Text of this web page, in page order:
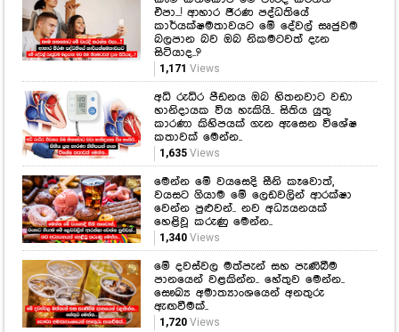
එපා...! ආහාර ජීරණ පද්ධතියේ
කාර්යක්ෂමතාවයට මේ දේවල් සෘජුවම
බලපාන බව ඔබ නිකමටවත් දැන
සිටියාද..?
1,171 Views
අධි රුධිර පීඩනය ඔබ හිතනවාට වඩා
හානිදායක විය හැකියි.. සිතිය යුතු
කාරණා කිහිපයක් ගැන ඇසෙන විශේෂ
කතාවක් මෙන්න..
1,635Views
මෙන්න මේ වයසෙදි සීනි කෑවොත්,
වයසට ගියාම මේ ලෙඩවලින් ආරක්ෂා
වෙන්න පුළුවන්.. නව අධ්‍යයනයක්
හෙළිවූ කරුණු මෙන්න..
1,340Views
මේ දවස්වල මත්පැන් සහ පැණිබීම
පානයෙන් වළකින්න.. හේතුව මෙන්න..
සෞඛ්‍ය අමාත්‍යාංශයෙන් අනතුරු
ඇඟවීමක්..
1,720Views